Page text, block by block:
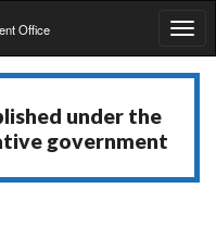
Office
under the
government